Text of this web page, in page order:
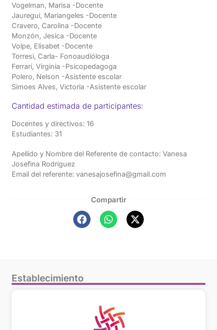
Vogelman, Marisa -Docente
Jauregui, Mariangeles -Docente
Cravero, Carolina -Docente
Monzón, Jesica -Docente
Volpe, Elisabet -Docente
Torresi, Carla- Fonoaudióloga
Ferrari, Virginia -Psicopedagoga
Polero, Nelson -Asistente escolar
Simoes Alves, Victoria -Asistente escolar
Cantidad estimada de participantes:
Docentes y directivos: 16
Estudiantes: 31
Apellido y Nombre del Referente de contacto: Vanesa
Josefina Rodriguez
Email del referente: vanesajosefina@gmail.com
Compartir
Establecimiento